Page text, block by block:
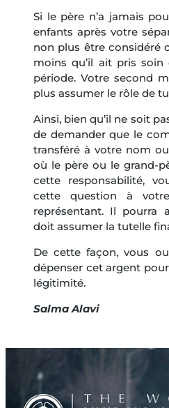
Si le père n’a jamais
enfants après votre
non plus être considéré
moins qu’il ait pris soin
période. Votre second
plus assumer le rôle de
Ainsi, bien qu’il ne soit
de demander que le
transféré à votre nom
où le père ou le grand-
cette responsabilité,
cette question à
représentant. Il pourra
doit assumer la tutelle
De cette façon, vous
dépenser cet argent
légitimité.
Salma Alavi